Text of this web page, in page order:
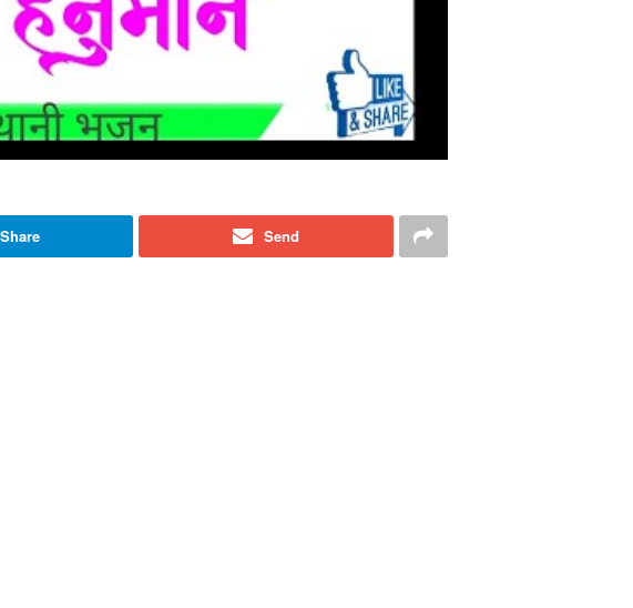
Share Send